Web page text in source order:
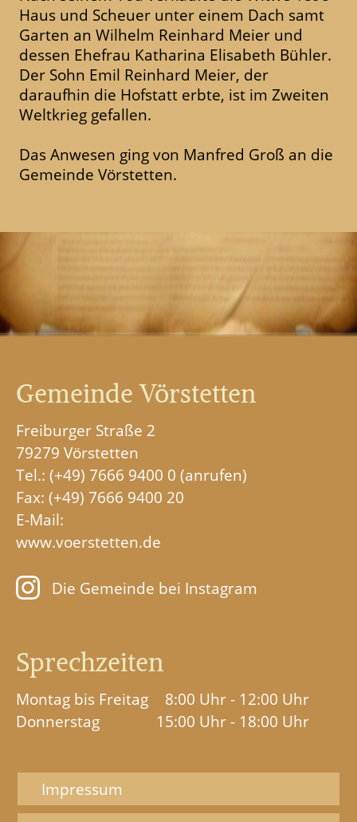
Haus und Scheuer unter einem Dach samt
Garten an Wilhelm Reinhard Meier und
dessen Ehefrau Katharina Elisabeth Bühler.
Der Sohn Emil Reinhard Meier, der
daraufhin die Hofstatt erbte, ist im Zweiten
Weltkrieg gefallen.
Das Anwesen ging von Manfred Groß an die
Gemeinde Vörstetten.
Gemeinde Vörstetten
Freiburger Straße 2
79279 Vörstetten
Tel.: (+49) 7666 9400 0
Fax: (+49) 7666 9400 20
E-Mail:
www.voerstetten.de
Die Gemeinde bei Instagram
Sprechzeiten
Montag bis Freitag
Donnerstag
8:00 Uhr - 12:00 Uhr
15:00 Uhr - 18:00 Uhr
Impressum